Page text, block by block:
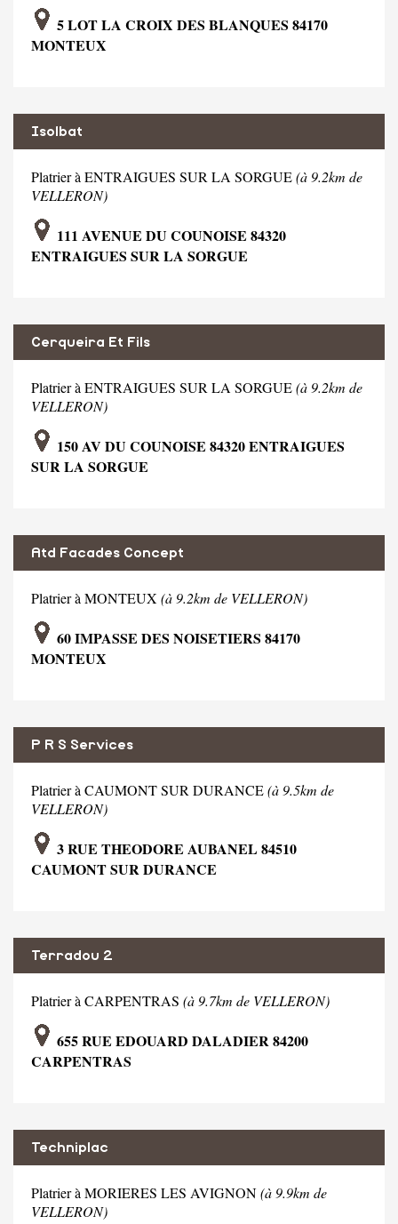
5 LOT LA CROIX DES BLANQUES 84170
MONTEUX
Isolbat
Platrier à ENTRAIGUES SUR LA SORGUE(à 9.2km de
VELLERON)
111 AVENUE DU COUNOISE 84320
ENTRAIGUES SUR LA SORGUE
Cerqueira Et Fils
Platrier à ENTRAIGUES SUR LA SORGUE(à 9.2km de
VELLERON)
150 AV DU COUNOISE 84320 ENTRAIGUES
SUR LA SORGUE
Atd Facades Concept
Platrier à MONTEUX (à 9.2km de VELLERON)
60 IMPASSE DES NOISETIERS 84170
MONTEUX
P R S Services
Platrier à CAUMONT SUR DURANCE(à 9.5km de
VELLERON)
3 RUE THEODORE AUBANEL 84510
CAUMONT SUR DURANCE
Terradou 2
Platrier à CARPENTRAS (à 9.7km de VELLERON)
655 RUE EDOUARD DALADIER 84200
CARPENTRAS
Techniplac
Platrier à MORIERES LES AVIGNON(à 9.9km de
VELLERON)